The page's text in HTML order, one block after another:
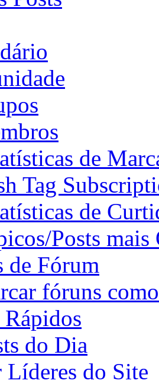
de
Tag
de
Posts mais
de Fórum
fóruns
do Dia
Líderes do Site